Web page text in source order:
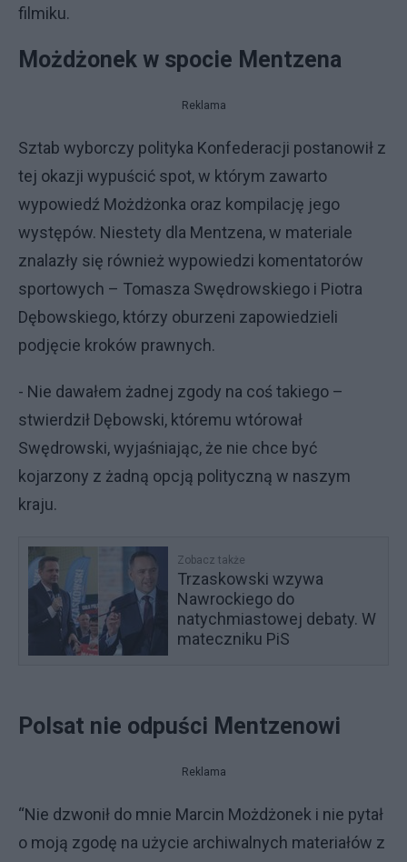
filmiku.
Możdżonek w spocie Mentzena
Reklama
Sztab wyborczy polityka Konfederacji postanowił z
tej okazji wypuścić spot, w którym zawarto
wypowiedź Możdżonka oraz kompilację jego
występów. Niestety dla Mentzena, w materiale
znalazły się również wypowiedzi komentatorów
sportowych – Tomasza Swędrowskiego i Piotra
Dębowskiego, którzy oburzeni zapowiedzieli
podjęcie kroków prawnych.
- Nie dawałem żadnej zgody na coś takiego –
stwierdził Dębowski, któremu wtórował
Swędrowski, wyjaśniając, że nie chce być
kojarzony z żadną opcją polityczną w naszym
kraju.
Zobacz także
Trzaskowski wzywa
Nawrockiego do
natychmiastowej debaty. W
mateczniku PiS
Polsat nie odpuści Mentzenowi
Reklama
“Nie dzwonił do mnie Marcin Możdżonek i nie pytał
o moją zgodę na użycie archiwalnych materiałów z